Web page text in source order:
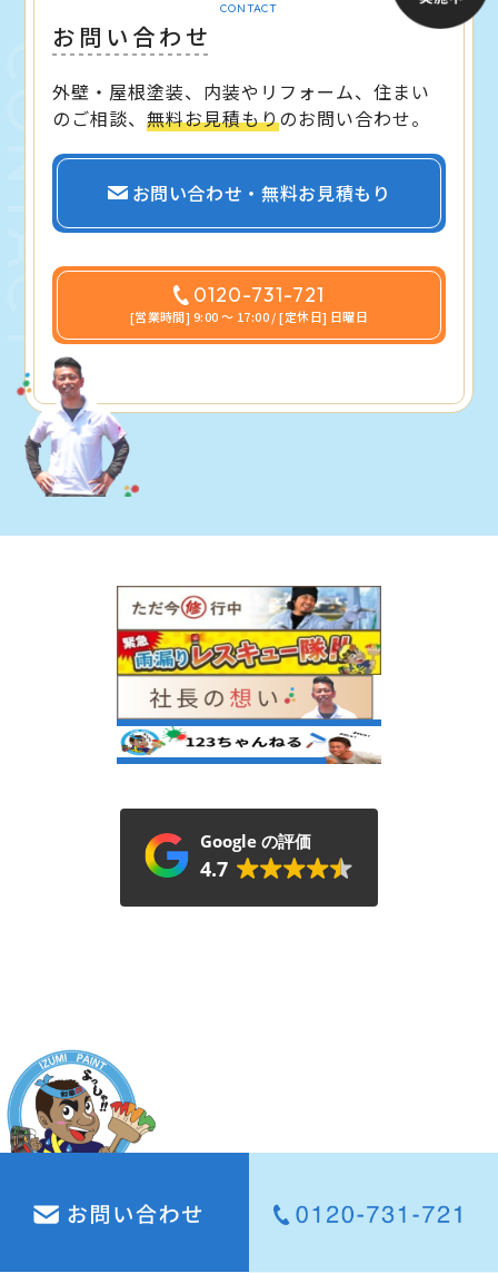
CONTACT
お問い合わせ
外壁・屋根塗装、内装やリフォーム、住まい
のご相談、無料お見積もりのお問い合わせ。
お問い合わせ・無料お見積もり
0120-731-721
[営業時間] 9:00 〜 17:00 / [定休日] 日曜日
Google の評価
4.7